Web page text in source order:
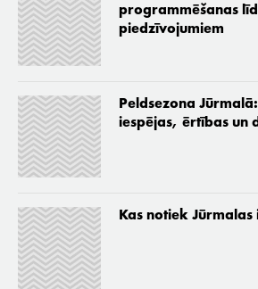
programmēšanas
piedzīvojumiem
Peldsezona
iespējas, ērtības un
Kas notiek Jūrmalas